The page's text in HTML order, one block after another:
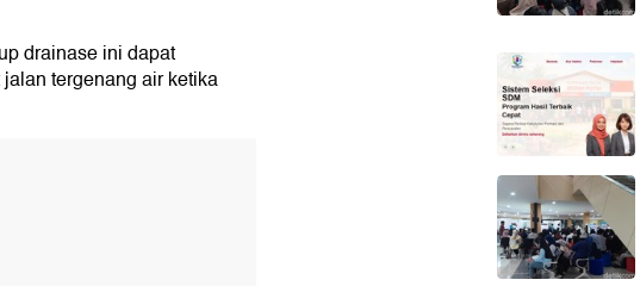
drainase ini dapat
tergenang air ketika